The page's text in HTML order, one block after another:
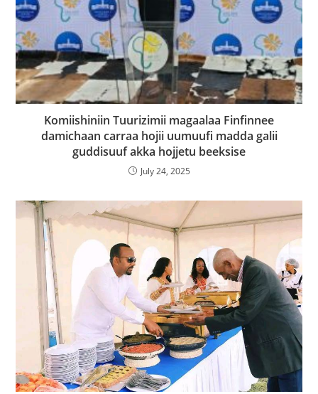
Komiishiniin Tuurizimii magaalaa Finfinnee
damichaan carraa hojii uumuufi madda galii
guddisuuf akka hojjetu beeksise
July 24, 2025